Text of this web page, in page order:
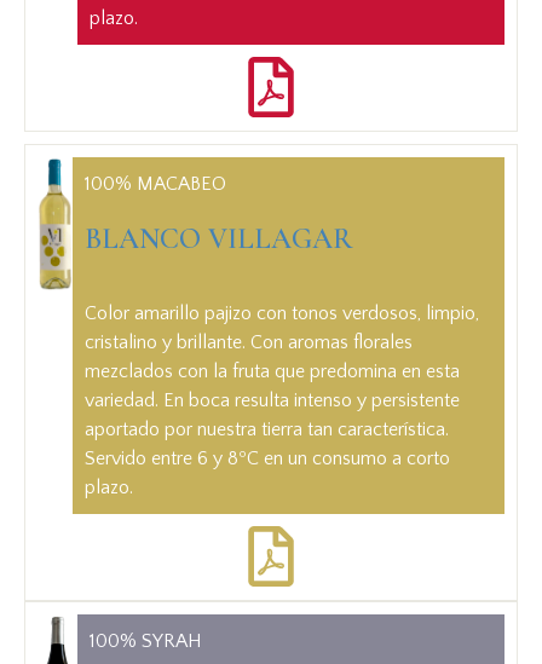
plazo.
100% MACABEO
BLANCO VILLAGAR
Color amarillo pajizo con tonos verdosos, limpio,
cristalino y brillante. Con aromas florales
mezclados con la fruta que predomina en esta
variedad. En boca resulta intenso y persistente
aportado por nuestra tierra tan característica.
Servido entre 6 y 8ºC en un consumo a corto
plazo.
100% SYRAH
Servido entre 6 y 8ºC en un consumo a corto plazo.
100% MACABEO
BLANCO VILLAGAR
Color amarillo pajizo con tonos verdosos, limpio,
cristalino y brillante. Con aromas florales mezclados
con la fruta que predomina en esta variedad. En
boca resulta intenso y persistente aportado por
nuestra tierra tan característica.
Servido entre 6 y 8ºC en un consumo a corto plazo.
100% SYRAH
TINTO HOMENAJE